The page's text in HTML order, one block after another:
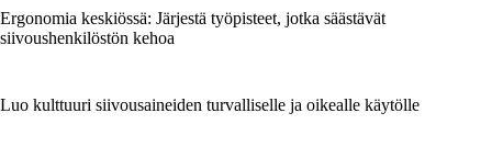
Ergonomia keskiössä: Järjestä työpisteet, jotka säästävät
siivoushenkilöstön kehoa
Luo kulttuuri siivousaineiden turvalliselle ja oikealle käytölle